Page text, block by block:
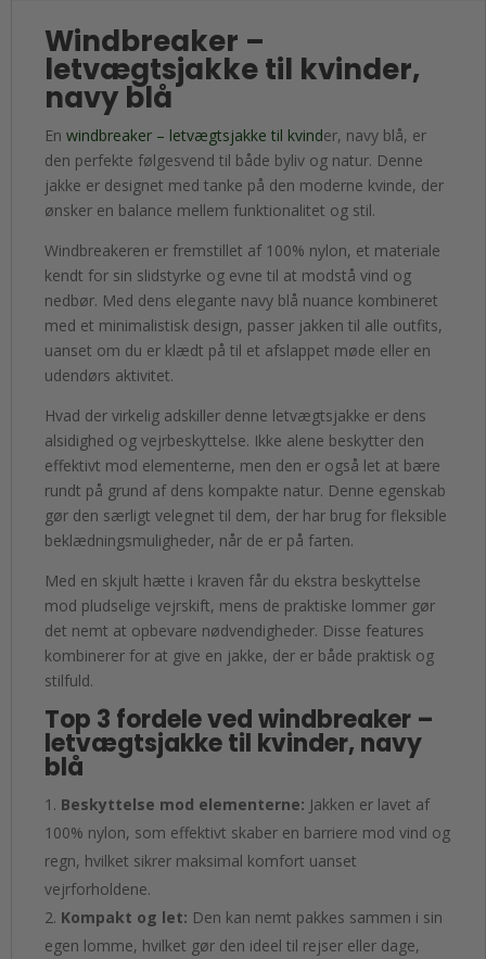
Windbreaker –
letvægtsjakke til kvinder,
navy blå
En windbreaker – letvægtsjakke til kvinder, navy blå, er
den perfekte følgesvend til både byliv og natur. Denne
jakke er designet med tanke på den moderne kvinde, der
ønsker en balance mellem funktionalitet og stil.
Windbreakeren er fremstillet af 100% nylon, et materiale
kendt for sin slidstyrke og evne til at modstå vind og
nedbør. Med dens elegante navy blå nuance kombineret
med et minimalistisk design, passer jakken til alle outfits,
uanset om du er klædt på til et afslappet møde eller en
udendørs aktivitet.
Hvad der virkelig adskiller denne letvægtsjakke er dens
alsidighed og vejrbeskyttelse. Ikke alene beskytter den
effektivt mod elementerne, men den er også let at bære
rundt på grund af dens kompakte natur. Denne egenskab
gør den særligt velegnet til dem, der har brug for fleksible
beklædningsmuligheder, når de er på farten.
Med en skjult hætte i kraven får du ekstra beskyttelse
mod pludselige vejrskift, mens de praktiske lommer gør
det nemt at opbevare nødvendigheder. Disse features
kombinerer for at give en jakke, der er både praktisk og
stilfuld.
Top 3 fordele ved windbreaker –
letvægtsjakke til kvinder, navy
blå
Beskyttelse mod elementerne: Jakken er lavet af
100% nylon, som effektivt skaber en barriere mod vind og
regn, hvilket sikrer maksimal komfort uanset
vejrforholdene.
Kompakt og let: Den kan nemt pakkes sammen i sin
egen lomme, hvilket gør den ideel til rejser eller dage,